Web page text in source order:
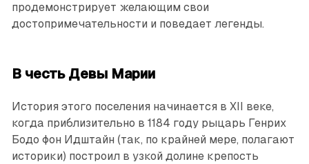
продемонстрирует желающим свои
достопримечательности и поведает легенды.
В честь Девы Марии
История этого поселения начинается в XII веке,
когда приблизительно в 1184 году рыцарь Генрих
Бодо фон Идштайн (так, по крайней мере, полагают
историки) построил в узкой долине крепость